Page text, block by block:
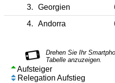
3.
Georgien
4.
Andorra
Aufsteiger
Relegation Aufstieg